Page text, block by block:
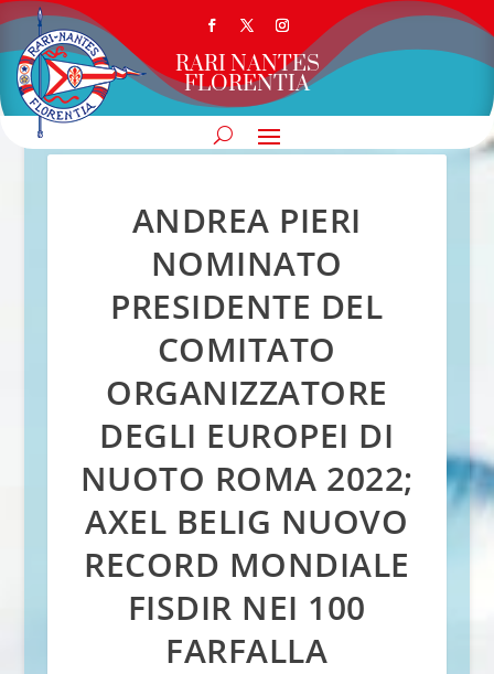
RARI NANTES
FLORENTIA
ANDREA PIERI
NOMINATO
PRESIDENTE DEL
COMITATO
ORGANIZZATORE
DEGLI EUROPEI DI
NUOTO ROMA 2022;
AXEL BELIG NUOVO
RECORD MONDIALE
FISDIR NEI 100
FARFALLA